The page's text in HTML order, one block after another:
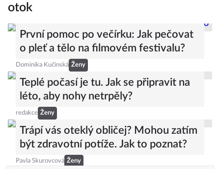
otok
První pomoc po večírku: Jak pečovat
o pleť a tělo na filmovém festivalu?
Dominika Kučinská Ženy
Teplé počasí je tu. Jak se připravit na
léto, aby nohy netrpěly?
redakce Ženy
Trápí vás oteklý obličej? Mohou zatím
být zdravotní potíže. Jak to poznat?
Pavla Skurovcová Ženy